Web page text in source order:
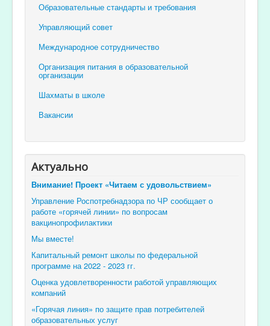
Образовательные стандарты и требования
Управляющий совет
Международное сотрудничество
Организация питания в образовательной
организации
Шахматы в школе
Вакансии
Актуально
Внимание! Проект «Читаем с удовольствием»
Управление Роспотребнадзора по ЧР сообщает о
работе «горячей линии» по вопросам
вакцинопрофилактики
Мы вместе!
Капитальный ремонт школы по федеральной
программе на 2022 - 2023 гг.
Оценка удовлетворенности работой управляющих
компаний
«Горячая линия» по защите прав потребителей
образовательных услуг